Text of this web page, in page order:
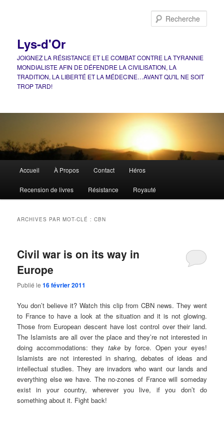
Lys-d'Or
JOIGNEZ LA RÉSISTANCE ET LE COMBAT CONTRE LA TYRANNIE
MONDIALISTE AFIN DE DÉFENDRE LA CIVILISATION, LA
TRADITION, LA LIBERTÉ ET LA MÉDECINE…AVANT QU'IL NE SOIT
TROP TARD!
principal
Accueil À Propos Contact Héros
Recension de livres Résistance Royauté
ARCHIVES PAR MOT-CLÉ :CBN
Civil war is on its way in
Europe
Publié le16 février 2011
You don’t believe it? Watch this clip from CBN news. They went
to France to have a look at the situation and it is not glowing.
Those from European descent have lost control over their land.
The Islamists are all over the place and they’re not interested in
doing accommodations: they take by force. Open your eyes!
Islamists are not interested in sharing, debates of ideas and
intellectual studies. They are invadors who want our lands and
everything else we have. The no-zones of France will someday
exist in your country, wherever you live, if you don’t do
something about it. Fight back!